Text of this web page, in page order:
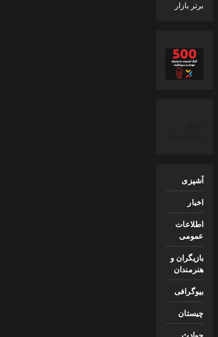
برتر بازار
آشپزی
اخبار
اطلاعات
عمومی
بازیگران و
هنرمندان
بیوگرافی
چیستان